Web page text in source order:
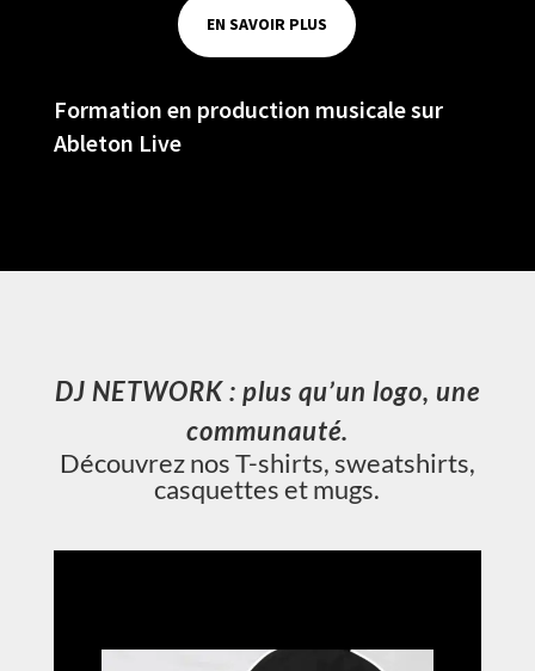
EN SAVOIR PLUS
Formation en production musicale sur
Ableton Live
DJ NETWORK : plus qu’un logo, une
communauté.
Découvrez nos T-shirts, sweatshirts,
casquettes et mugs.